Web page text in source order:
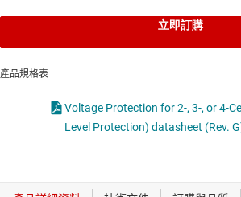
立即訂購
產品規格表
Voltage Protection for 2-, 3-, or 4-
Level Protection) datasheet (Rev.